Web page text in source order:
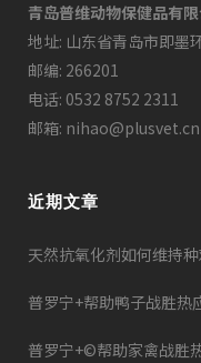
青岛普维动物保健品有限
地址: 山东省青岛市即墨
邮编: 266201
电话: 0532 8752 2311
邮箱: nihao@plusvet.cn
近期文章
天然抗氧化剂如何维持种
普罗宁+帮助鸭子战胜热
普罗宁+©帮助家禽战胜